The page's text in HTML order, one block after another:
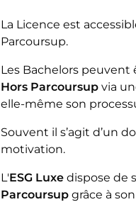
La Licence est
Parcoursup.
Les Bachelors peuvent
Hors Parcoursup via
elle-même son
Souvent il s’agit d’un
motivation.
L'ESG Luxe dispose de
Parcoursup grâce à